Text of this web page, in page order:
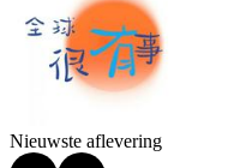
Nieuwste aflevering